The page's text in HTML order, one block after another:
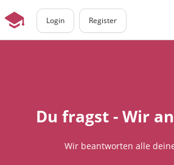
Login Register
Du fragst - Wir
Wir beantworten alle